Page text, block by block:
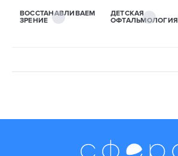
ВОССТАНАВЛИВАЕМ
ЗРЕНИЕ
ДЕТСКАЯ
ОФТАЛЬМОЛОГИЯ